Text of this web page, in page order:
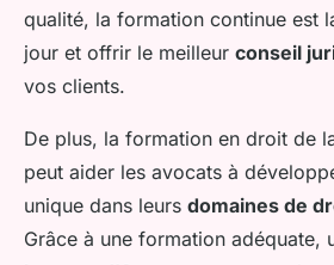
qualité, la formation continue est
jour et offrir le meilleur conseil
vos clients.
De plus, la formation en droit de
peut aider les avocats à
unique dans leurs domaines de
Grâce à une formation adéquate,